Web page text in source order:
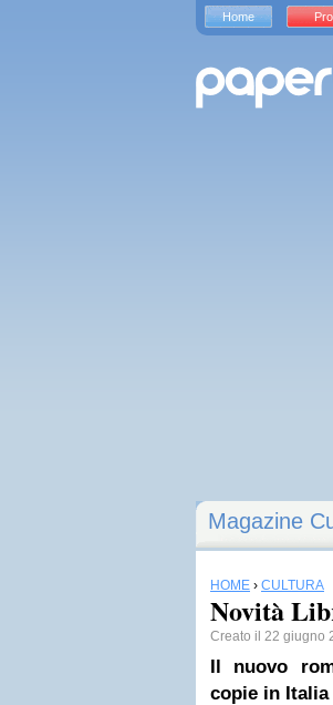
Magazine
HOME › CULTURA
Novità
Creato il 22 giugno
Il nuovo
copie in Italia
Home